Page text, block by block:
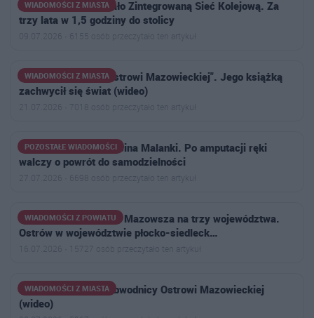
WIADOMOŚCI Z MIASTA
Ministerstwo pokazało Zintegrowaną Sieć Kolejową. Za
trzy lata w 1,5 godziny do stolicy
09.07.2026 · 6155 osób przeczytało ten artykuł
WIADOMOŚCI Z MIASTA
"Zwykły chłopak z Ostrowi Mazowieckiej". Jego książką
zachwycił się świat (wideo)
21.07.2026 · 7018 osób przeczytało ten artykuł
POZOSTAŁE WIADOMOŚCI
Trwa zbiórka dla Marcina Malanki. Po amputacji ręki
walczy o powrót do samodzielności
27.07.2026 · 6698 osób przeczytało ten artykuł
WIADOMOŚCI Z POWIATU
Powstał plan podziału Mazowsza na trzy województwa.
Ostrów w województwie płocko-siedleck…
16.07.2026 · 15727 osób przeczytało ten artykuł
WIADOMOŚCI Z MIASTA
Ogromny korek na obwodnicy Ostrowi Mazowieckiej
(wideo)